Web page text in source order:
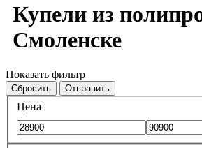
Купели из
Смоленске
Показать фильтр
Сбросить Отправить
Цена